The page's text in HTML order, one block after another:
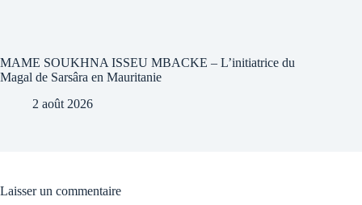
MAME SOUKHNA ISSEU MBACKE – L’initiatrice du
Magal de Sarsâra en Mauritanie
2 août 2026
Laisser un commentaire